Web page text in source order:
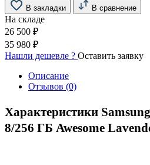
В закладки В сравнение
На складе
26 500 ₽
35 980 ₽
Нашли дешевле ? Оставить заявку
Описание
Отзывов (0)
Характеристики
8/256 ГБ Awesome